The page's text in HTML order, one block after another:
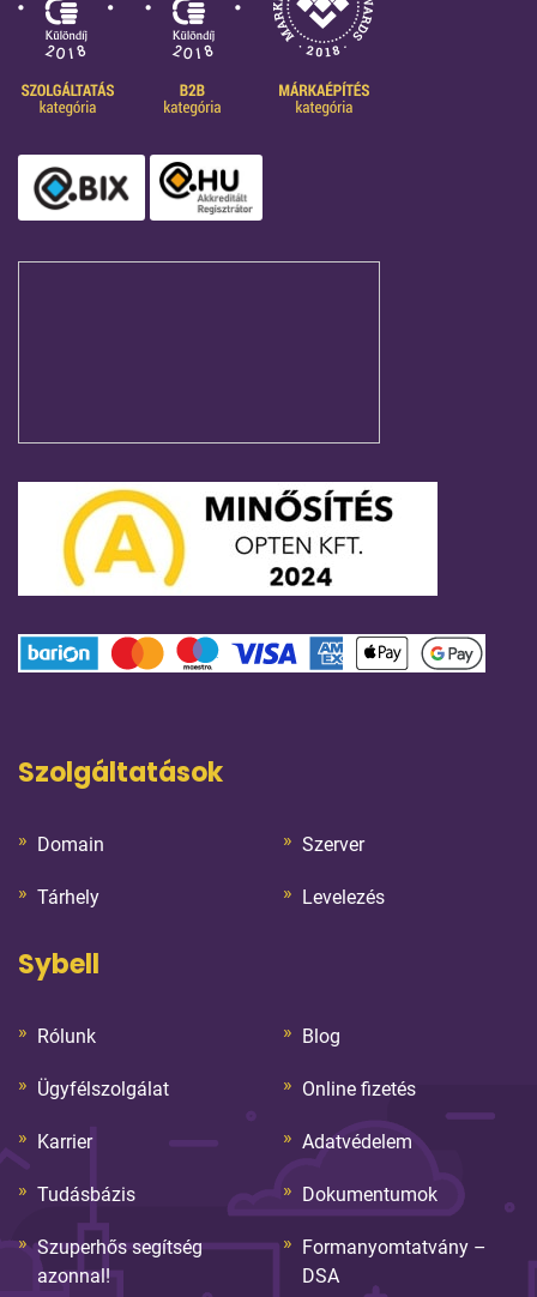
Szolgáltatások
Domain Szerver
Tárhely Levelezés
Sybell
Rólunk Blog
Ügyfélszolgálat Online fizetés
Karrier Adatvédelem
Tudásbázis Dokumentumok
Szuperhős segítség
azonnal!
Formanyomtatvány –
DSA